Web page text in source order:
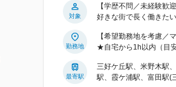
対象
【学歴不問／未経験
好きな街で長く働きた
勤務地
【希望勤務地を考慮
★自宅から1h以内（目
最寄駅
三好ケ丘駅、米野木駅
駅、霞ケ浦駅、富田駅(